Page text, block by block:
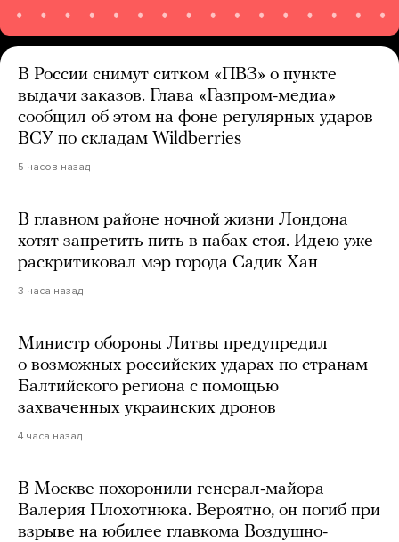
В России снимут ситком «ПВЗ» о пункте
выдачи заказов. Глава «Газпром-медиа»
сообщил об этом на фоне регулярных ударов
ВСУ по складам Wildberries
5 часов назад
В главном районе ночной жизни Лондона
хотят запретить пить в пабах стоя. Идею уже
раскритиковал мэр города Садик Хан
3 часа назад
Министр обороны Литвы предупредил
о возможных российских ударах по странам
Балтийского региона с помощью
захваченных украинских дронов
4 часа назад
В Москве похоронили генерал-майора
Валерия Плохотнюка. Вероятно, он погиб при
взрыве на юбилее главкома Воздушно-